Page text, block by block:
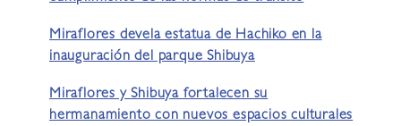
Miraflores devela estatua de Hachiko en la
inauguración del parque Shibuya
Miraflores y Shibuya fortalecen su
hermanamiento con nuevos espacios culturales